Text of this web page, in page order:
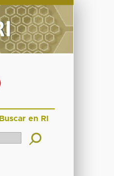
Buscar en RI